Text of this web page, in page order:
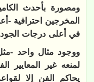
ومصورة بأحدث
المخرجين احترافية -
في أعلى درجات
ووجود مثال واحد -
لمنعه غير المعايير
يحاكم الفن إلا